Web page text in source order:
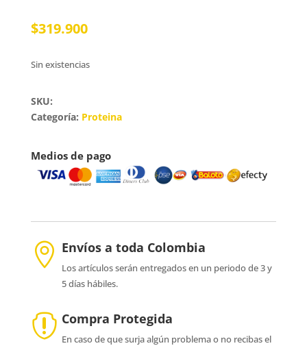
$319.900
Sin existencias
SKU:
Categoría: Proteina
Medios de pago
 Envíos a toda Colombia
Los artículos serán entregados en un periodo de 3 y
5 días hábiles.
 Compra Protegida
En caso de que surja algún problema o no recibas el